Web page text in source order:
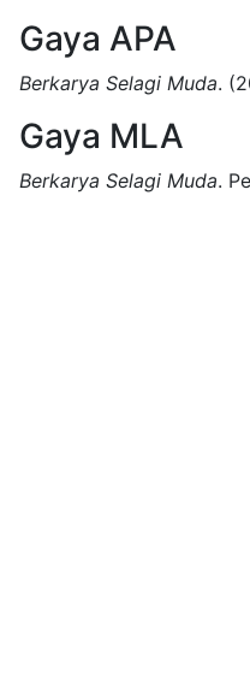
Gaya APA
Berkarya Selagi Muda.
Gaya MLA
Berkarya Selagi Muda.